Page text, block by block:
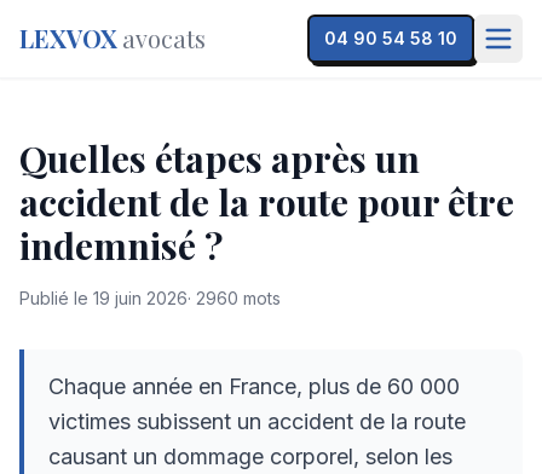
LEXVOX avocats 04 90 54 58 10
Quelles étapes après un
accident de la route pour être
indemnisé ?
Publié le 19 juin 2026· 2960 mots
Chaque année en France, plus de 60 000
victimes subissent un accident de la route
causant un dommage corporel, selon les